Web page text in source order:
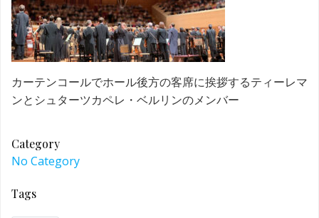
カーテンコールでホール後方の客席に挨拶するティーレマ
ンとシュターツカペレ・ベルリンのメンバー
Category
No Category
Tags